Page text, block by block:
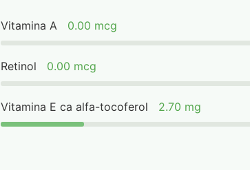
Vitamina A 0.00 mcg
Retinol 0.00 mcg
Vitamina E ca alfa-tocoferol 2.70 mg